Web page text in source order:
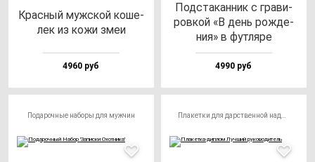
Крас­ный муж­ской ко­ше­
лек из ко­жи змеи
4960 руб
Под­ста­кан­ник с гра­ви­
ров­кой «В день рож­де­
ния» в фут­ля­ре
4990 руб
Подарочные наборы для мужчин